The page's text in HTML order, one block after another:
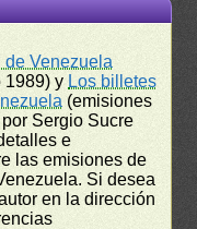
de Venezuela
1989) y Los billetes
(emisiones
Sergio Sucre
e
las emisiones de
Si desea
en la dirección